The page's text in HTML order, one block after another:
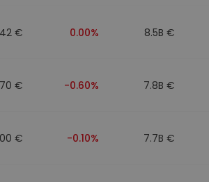
€ 0.00% 8.5B €
€ -0.60% 7.8B €
€ -0.10% 7.7B €